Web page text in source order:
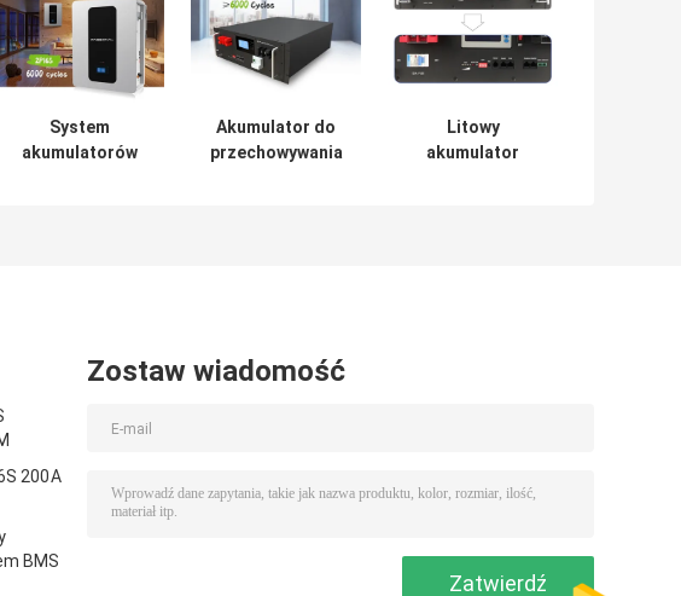
System
akumulatorów
Akumulator do
przechowywania
Litowy
akumulator
200A
BMS
Zostaw wiadomość